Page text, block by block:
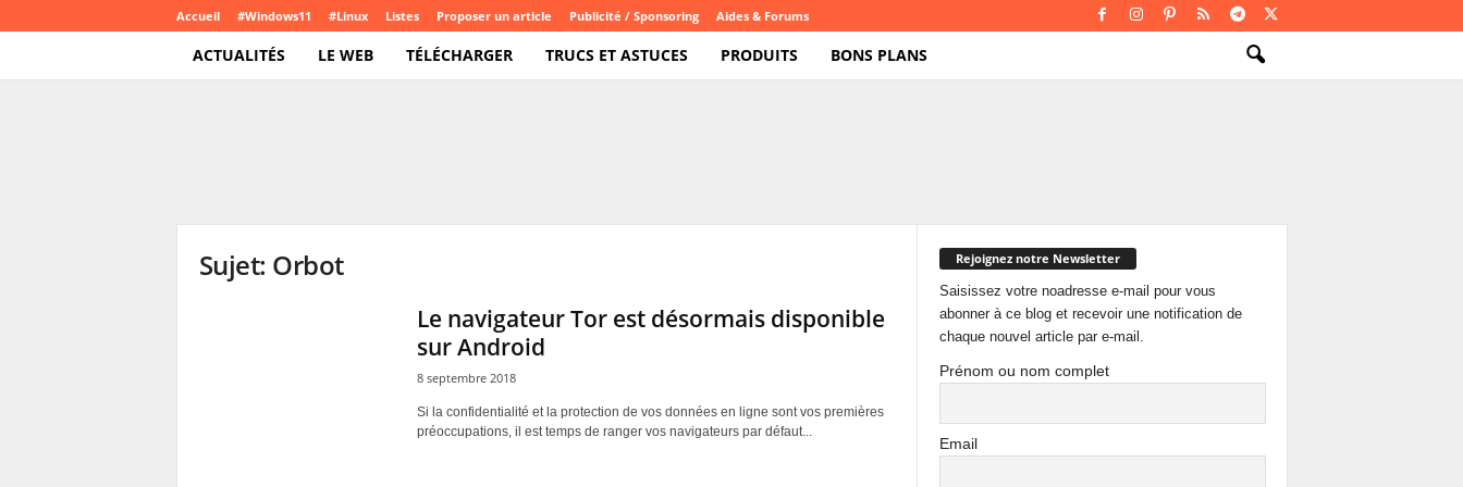
Accueil #Windows11 #Linux Listes Proposer un article Publicité / Sponsoring Aides & Forums
ACTUALITÉS LE WEB TÉLÉCHARGER TRUCS ET ASTUCES PRODUITS BONS PLANS
Sujet: Orbot
Le navigateur Tor est désormais disponible
sur Android
8 septembre 2018
Si la confidentialité et la protection de vos données en ligne sont vos premières
préoccupations, il est temps de ranger vos navigateurs par défaut...
Rejoignez notre Newsletter
Saisissez votre noadresse e-mail pour vous
abonner à ce blog et recevoir une notification de
chaque nouvel article par e-mail.
Prénom ou nom complet
Email